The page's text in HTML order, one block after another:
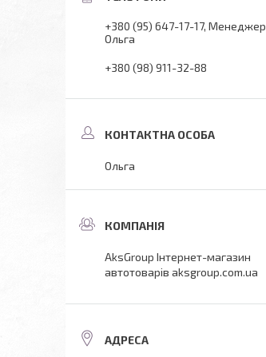
+380 (95) 647-17-17 Менеджер
Ольга
+380 (98) 911-32-88
Ольга
AksGroup Інтернет-магазин
автотоварів aksgroup.com.ua